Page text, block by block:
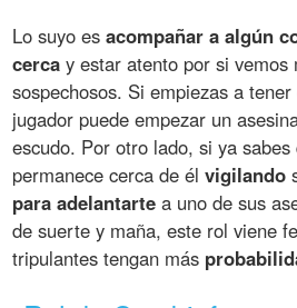
Lo suyo esacompañar a algún
cerca y estar atento por si vemos
sospechosos. Si empiezas a
jugador puede empezar un
escudo. Por otro lado, si ya
permanece cerca de élvigilando
para adelantarte a uno de sus
de suerte y maña, este rol viene
tripulantes tengan más